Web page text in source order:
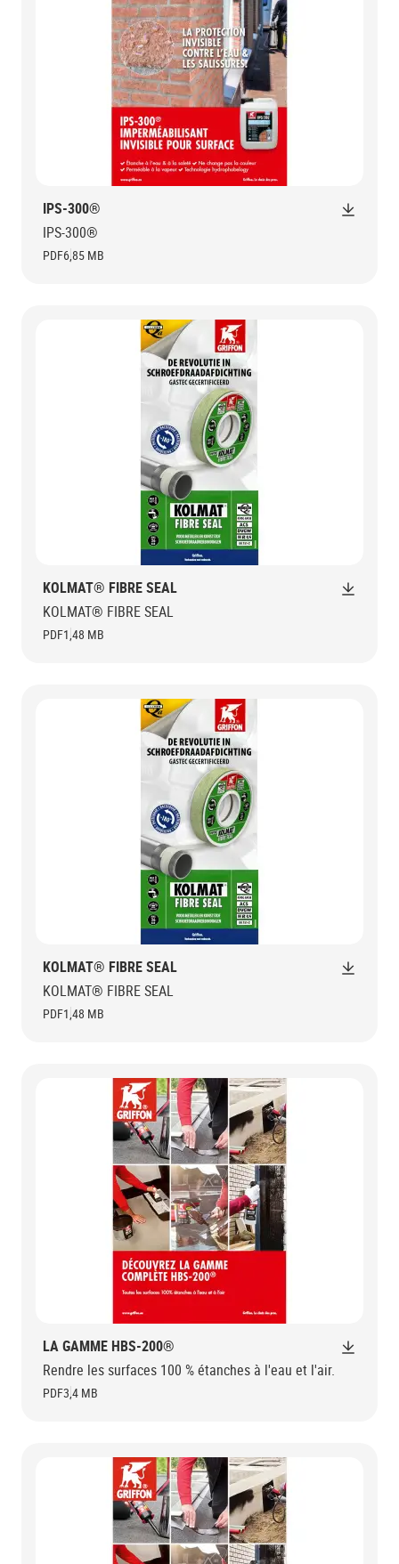
IPS-300®
IPS-300®
PDF6,85 MB
KOLMAT® FIBRE SEAL
KOLMAT® FIBRE SEAL
PDF1,48 MB
KOLMAT® FIBRE SEAL
KOLMAT® FIBRE SEAL
PDF1,48 MB
LA GAMME HBS-200®
Rendre les surfaces 100 % étanches à l'eau et l'air.
PDF3,4 MB